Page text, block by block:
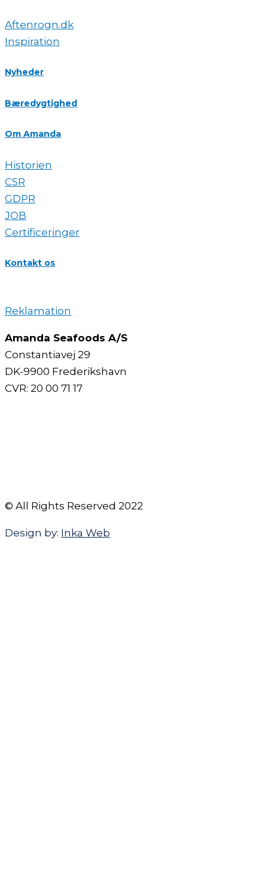
Aftenrogn.dk
Inspiration
Nyheder
Bæredygtighed
Om Amanda
Historien
CSR
GDPR
JOB
Certificeringer
Kontakt os
Reklamation
Amanda Seafoods A/S
Constantiavej 29
DK-9900 Frederikshavn
CVR: 20 00 71 17
© All Rights Reserved 2022
Design by: Inka Web